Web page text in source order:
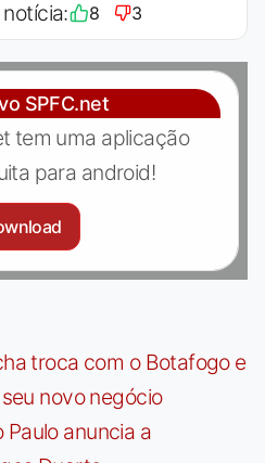
8 3
SPFC.net
tem uma aplicação
para android!
troca com o Botafogo e
novo negócio
Paulo anuncia a